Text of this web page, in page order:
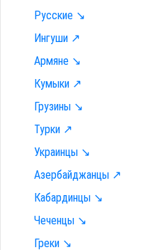
Русские ↘
Ингуши ↗
Армяне ↘
Кумыки ↗
Грузины ↘
Турки ↗
Украинцы ↘
Азербайджанцы ↗
Кабардинцы ↘
Чеченцы ↘
Греки ↘